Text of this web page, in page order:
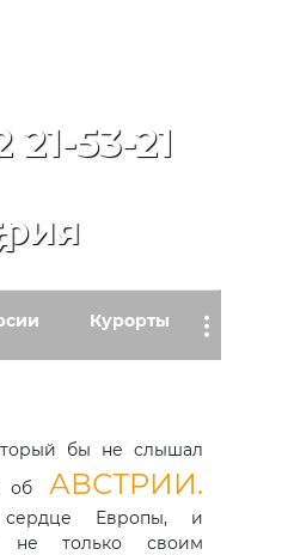
21-53-21
…
Курорты
бы не слышал
об АВСТРИИ.
Европы, и
не только своим